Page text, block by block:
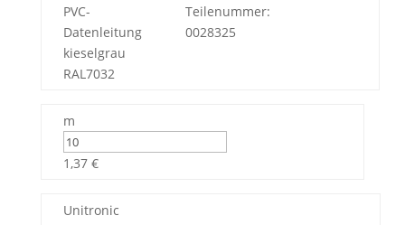
PVC-
Datenleitung
kieselgrau
RAL7032
Teilenummer:
0028325
m
1,37 €
Unitronic